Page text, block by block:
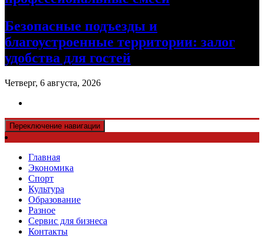
Безопасные подъезды и
благоустроенные территории: залог
удобства для гостей
Четверг, 6 августа, 2026
Переключение навигации
Главная
Экономика
Спорт
Культура
Образование
Разное
Сервис для бизнеса
Контакты